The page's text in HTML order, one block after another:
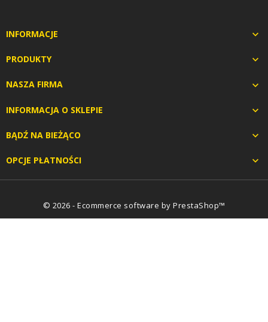
INFORMACJE 
PRODUKTY 
NASZA FIRMA 
INFORMACJA O SKLEPIE 
BĄDŹ NA BIEŻĄCO 
OPCJE PŁATNOŚCI 
© 2026 - Ecommerce software by PrestaShop™